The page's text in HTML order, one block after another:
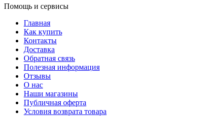
Помощь и сервисы
Главная
Как купить
Контакты
Доставка
Обратная связь
Полезная информация
Отзывы
О нас
Наши магазины
Публичная оферта
Условия возврата товара